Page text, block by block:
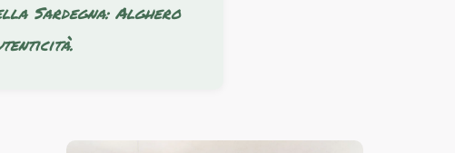
Sardegna: Alghero